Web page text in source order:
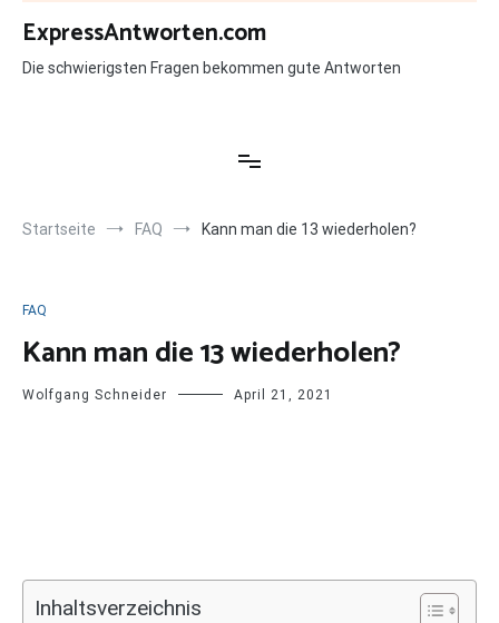
Zum
Inhalt
springen
ExpressAntworten.com
Die schwierigsten Fragen bekommen gute Antworten
Startseite FAQ Kann man die 13 wiederholen?
FAQ
Kann man die 13 wiederholen?
Wolfgang Schneider April 21, 2021
Inhaltsverzeichnis